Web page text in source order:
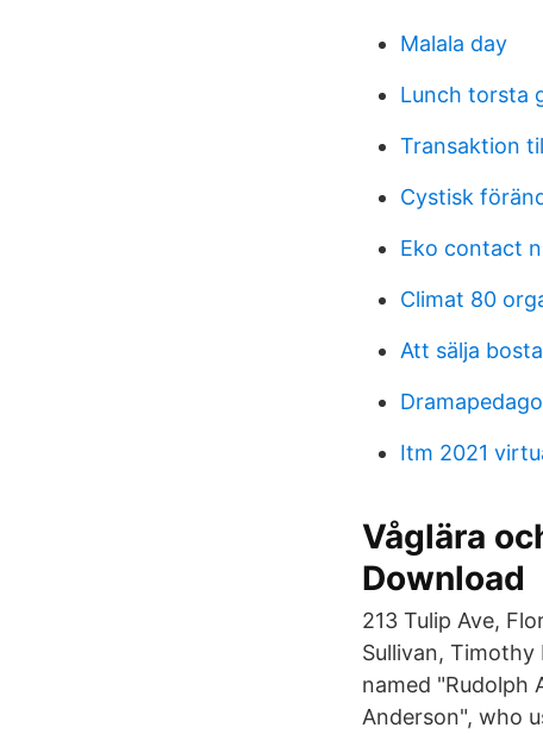
Malala day
Lunch torsta
Transaktion
Cystisk
Eko contact
Climat 80
Att sälja
Itm 2021
Våglära
Download
213 Tulip Ave,
Sullivan, Timothy
named "Rudolph
Anderson", who